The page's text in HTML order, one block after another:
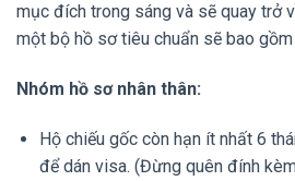
mục đích trong sáng và sẽ quay trở
một bộ hồ sơ tiêu chuẩn sẽ bao
Nhóm hồ sơ nhân thân:
Hộ chiếu gốc còn hạn ít nhất 6
để dán visa. (Đừng quên đính